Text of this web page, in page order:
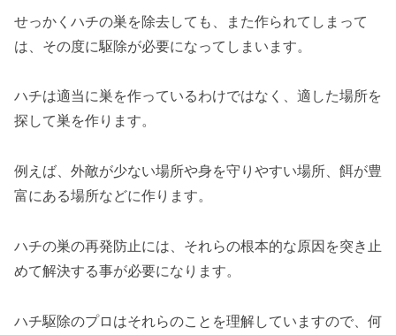
せっかくハチの巣を除去しても、また作られてしまって
は、その度に駆除が必要になってしまいます。
ハチは適当に巣を作っているわけではなく、適した場所を
探して巣を作ります。
例えば、外敵が少ない場所や身を守りやすい場所、餌が豊
富にある場所などに作ります。
ハチの巣の再発防止には、それらの根本的な原因を突き止
めて解決する事が必要になります。
ハチ駆除のプロはそれらのことを理解していますので、何